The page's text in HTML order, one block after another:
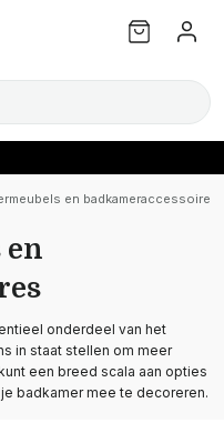
en badkameraccessoires
en
onderdeel van het
in staat stellen om meer
een breed scala aan opties
badkamer mee te decoreren.